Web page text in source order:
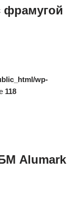
фрамугой
wp-
118
Alumark